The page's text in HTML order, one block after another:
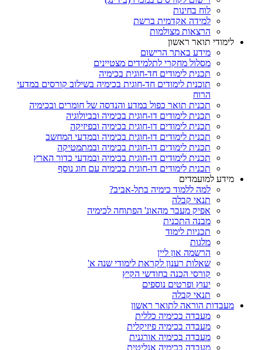
לוח בחינות
למידה אקדמית ברשת
הרצאות מצולמות
לימודי תואר ראשון
מידע באתר הרישום
מסלול מחקרי לתלמידים מצטיינים
תכנית לימודים חד-חוגית בכימיה
תוכנית לימודים חד-חוגית בכימיה בשילוב קורסים במדעי
הרוח
תכנית תואר כפול במדע והנדסה של חומרים ובכימיה
תכנית לימודים דו-חוגית בכימיה ובביולוגיה
תכנית לימודים דו-חוגית בכימיה ובפיזיקה
תכנית לימודים דו-חוגית בכימיה ובמדעי המחשב
תכנית לימודים דו-חוגית בכימיה ובמתמטיקה
תכנית לימודים דו-חוגית בכימיה ובמדעי כדור הארץ
תכנית לימודים דו-חוגית בכימיה עם חוג נוסף
מידע למועמדים
למה ללמוד כימיה בתל-אביב?
תנאי קבלה
אפיק מעבר מהאונ' הפתוחה לכימיה
מבנה התכנית
תכניות לימוד
מלגות
הרשמה און ליין
שאלות רענון לקראת לימודי שנה א'
קורסי הכנה בחודשי הקיץ
יעוץ ופרטים נוספים
תנאי קבלה
מעבדות הוראה לתואר ראשון
מעבדה בכימיה כללית
מעבדה בכימיה פיזיקלית
מעבדה בכימיה אורגנית
מעבדה בכימיה אנליטית